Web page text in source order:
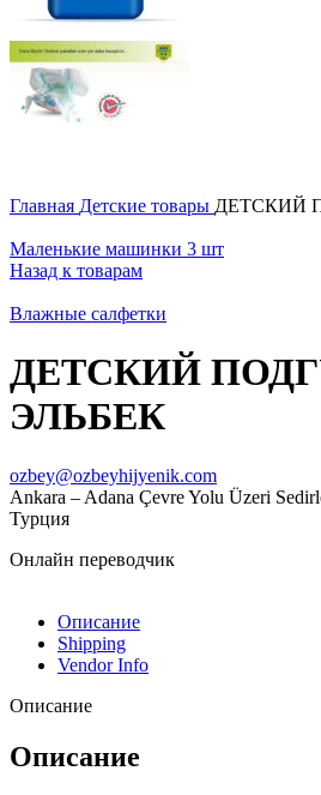
Главная Детские товары ДЕТСКИЙ
Маленькие машинки 3 шт
Назад к товарам
Влажные салфетки
ДЕТСКИЙ
ЭЛЬБЕК
ozbey@ozbeyhijyenik.com
Ankara – Adana Çevre Yolu Üzeri
Турция
Онлайн переводчик
Описание
Shipping
Vendor Info
Описание
Описание